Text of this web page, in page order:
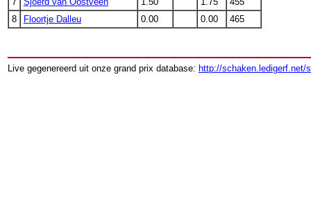
8
Floortje Dalleu 0.00 0.00 465
Live gegenereerd uit onze grand prix database: http://schaken.ledigerf.net/